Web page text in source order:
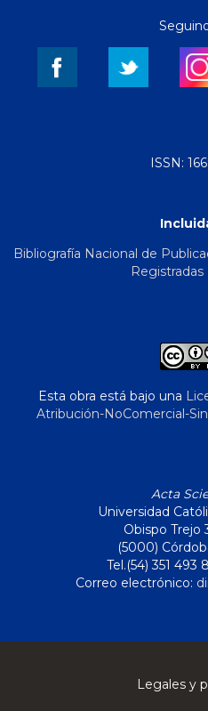
ISSN:
Bibliografía Nacional de
Esta obra está bajo una
Atribución-NoComercial-
Acta
Universidad
Obispo Trejo
(5000)
Tel.(54) 351
Correo electrónico:
Legales y